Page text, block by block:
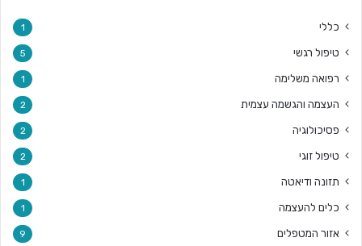
כללי 1
טיפול רגשי 5
רפואה משלימה 1
העצמה והגשמה עצמית 2
פסיכולוגיה 2
טיפול זוגי 2
תזונה ודיאטה 1
כלים להעצמה 1
אזור המטפלים 9